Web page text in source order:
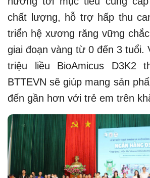
chất lượng, hỗ trợ hấp thu
triển hệ xương răng vững
giai đoạn vàng từ 0 đến 3 tuổi.
triệu liều BioAmicus D3K2
BTTEVN sẽ giúp mang sản
đến gần hơn với trẻ em trên